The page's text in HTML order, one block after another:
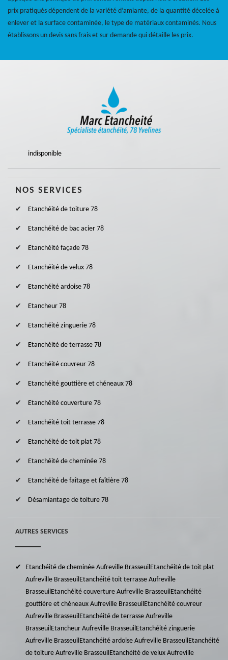
prix pratiqués dépendent de la variété d’amiante, de la quantité décelée à
enlever et la surface contaminée, le type de matériaux contaminés. Nous
établissons un devis sans frais et sur demande qui détaille les prix.
indisponible
NOS SERVICES
Etanchéité de toiture 78
Etanchéité de bac acier 78
Etanchéité façade 78
Etanchéité de velux 78
Etanchéité ardoise 78
Etancheur 78
Etanchéité zinguerie 78
Etanchéité de terrasse 78
Etanchéité couvreur 78
Etanchéité gouttière et chéneaux 78
Etanchéité couverture 78
Etanchéité toit terrasse 78
Etanchéité de toit plat 78
Etanchéité de cheminée 78
Etanchéité de faîtage et faîtière 78
Désamiantage de toiture 78
AUTRES SERVICES
Etanchéité de cheminée Aufreville BrasseuilEtanchéité de toit plat
Aufreville BrasseuilEtanchéité toit terrasse Aufreville
BrasseuilEtanchéité couverture Aufreville BrasseuilEtanchéité
gouttière et chéneaux Aufreville BrasseuilEtanchéité couvreur
Aufreville BrasseuilEtanchéité de terrasse Aufreville
BrasseuilEtancheur Aufreville BrasseuilEtanchéité zinguerie
Aufreville BrasseuilEtanchéité ardoise Aufreville BrasseuilEtanchéité
de toiture Aufreville BrasseuilEtanchéité de velux Aufreville